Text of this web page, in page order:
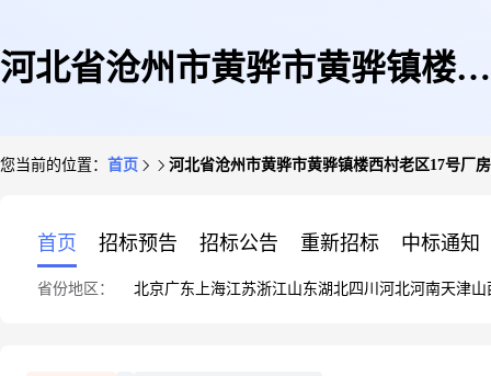
河北省沧州市黄骅市黄骅镇楼西
您当前的位置： 首页 河北省沧州市黄骅市黄骅镇楼西村老区17号厂
首页 招标预告 招标公告 重新招标 中标通知
省份地区： 北京广东 上海江苏浙江山东湖北四川 河北河南天津山